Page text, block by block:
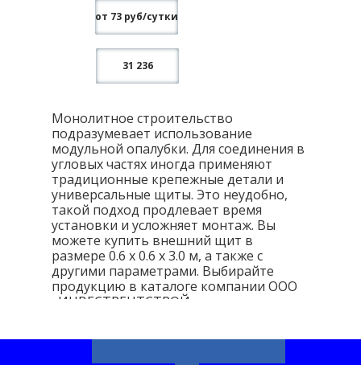
от 73 руб/сутки
31 236
Монолитное строительство
подразумевает использование
модульной опалубки. Для соединения в
угловых частях иногда применяют
традиционные крепежные детали и
универсальные щиты. Это неудобно,
такой подход продлевает время
установки и усложняет монтаж. Вы
можете купить внешний щит в
размере 0.6 x 0.6 x 3.0 м, а также с
другими параметрами. Выбирайте
продукцию в каталоге компании ООО
«ИНВЕСТРЕНТСТРОЙ».
каталоге обладает следующими
преимуществами: